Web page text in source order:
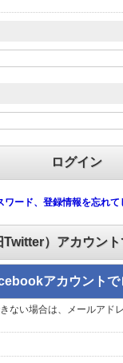
ワード、登録情報を忘れて
Twitter）アカウン
アカウントで
ない場合は、メールアド